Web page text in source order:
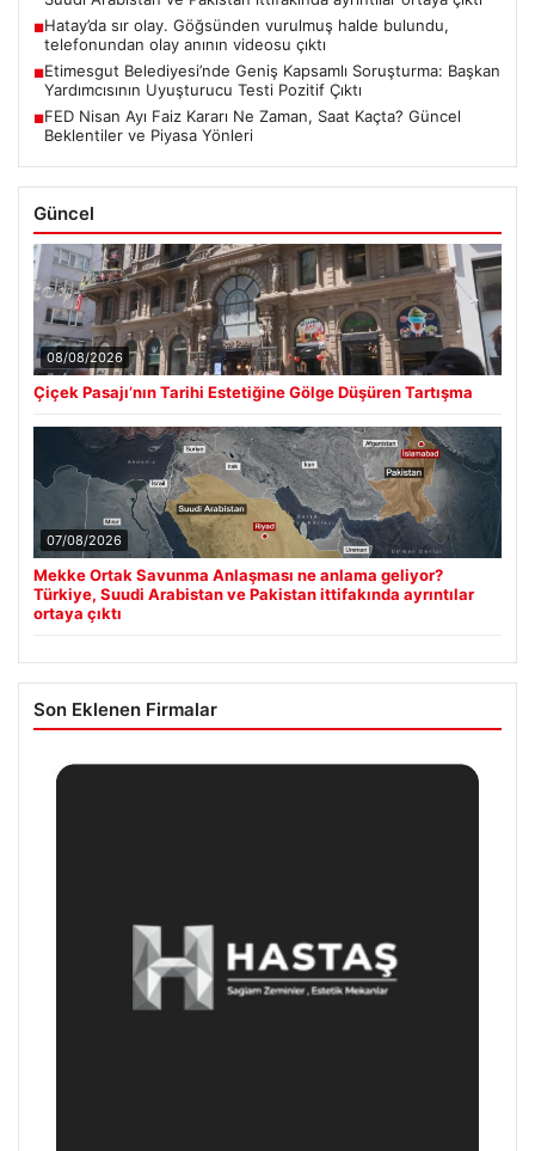
■Hatay’da sır olay. Göğsünden vurulmuş halde bulundu,
telefonundan olay anının videosu çıktı
■Etimesgut Belediyesi’nde Geniş Kapsamlı Soruşturma: Başkan
Yardımcısının Uyuşturucu Testi Pozitif Çıktı
■FED Nisan Ayı Faiz Kararı Ne Zaman, Saat Kaçta? Güncel
Beklentiler ve Piyasa Yönleri
Güncel
08/08/2026
Çiçek Pasajı’nın Tarihi Estetiğine Gölge Düşüren Tartışma
07/08/2026
Mekke Ortak Savunma Anlaşması ne anlama geliyor?
Türkiye, Suudi Arabistan ve Pakistan ittifakında ayrıntılar
ortaya çıktı
Son Eklenen Firmalar